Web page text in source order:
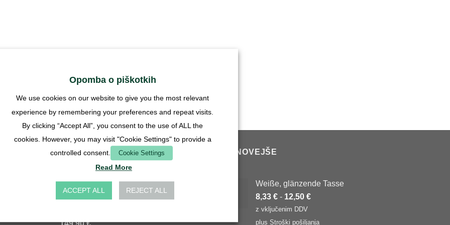
VRHUNSKO OCENJENO
Ponudba svežnja - Lasius niger
149,90€
NAJNOVEJŠE
Weiße, glänzende Tasse
8,33 € - 12,50 €
z vključenim DDV
plus Stroški pošiljanja
Opomba o piškotkih
We use cookies on our website to give you the most relevant
experience by remembering your preferences and repeat visits.
By clicking “Accept All”, you consent to the use of ALL the
cookies. However, you may visit "Cookie Settings" to provide a
controlled consent.
Cookie Settings
Read More
ACCEPT ALL REJECT ALL